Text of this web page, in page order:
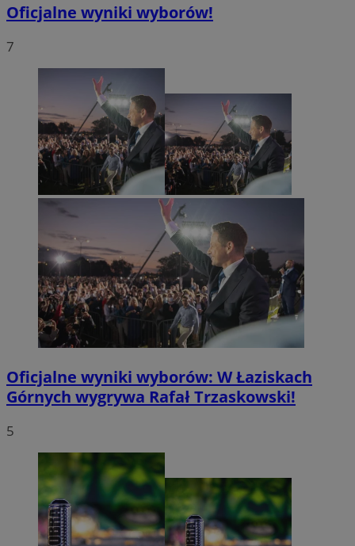
Oficjalne wyniki wyborów!
7
Oficjalne wyniki wyborów: W Łaziskach
Górnych wygrywa Rafał Trzaskowski!
5